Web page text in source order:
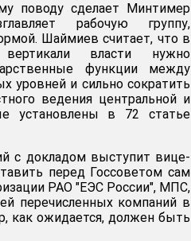
поводу сделает Минтимер
рабочую группу,
Шаймиев считает, что в
вертикали власти нужно
функции между
уровней и сильно сократить
ведения центральной и
установлены в 72 статье
с докладом выступит вице-
перед Госсоветом сам
РАО "ЕЭС России", МПС,
перечисленных компаний в
как ожидается, должен быть